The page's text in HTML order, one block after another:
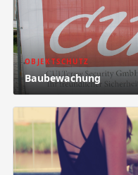
OBJEKTSCHUTZ
Baubewachung